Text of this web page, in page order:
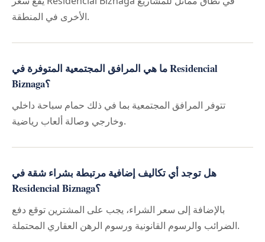
الأخرى في المنطقة.
ما هي المرافق المجتمعية المتوفرة في Residencial
Biznaga؟
تتوفر المرافق المجتمعية بما في ذلك حمام سباحة داخلي
وخارجي وصالة ألعاب رياضية.
هل توجد أي تكاليف إضافية مرتبطة بشراء شقة في
Residencial Biznaga؟
بالإضافة إلى سعر الشراء، يجب على المشترين توقع دفع
الضرائب والرسوم القانونية ورسوم الرهن العقاري المحتملة.